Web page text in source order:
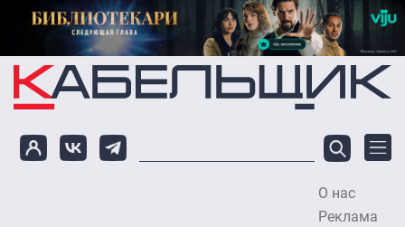
Перейти к основному содержанию
О нас
Реклама